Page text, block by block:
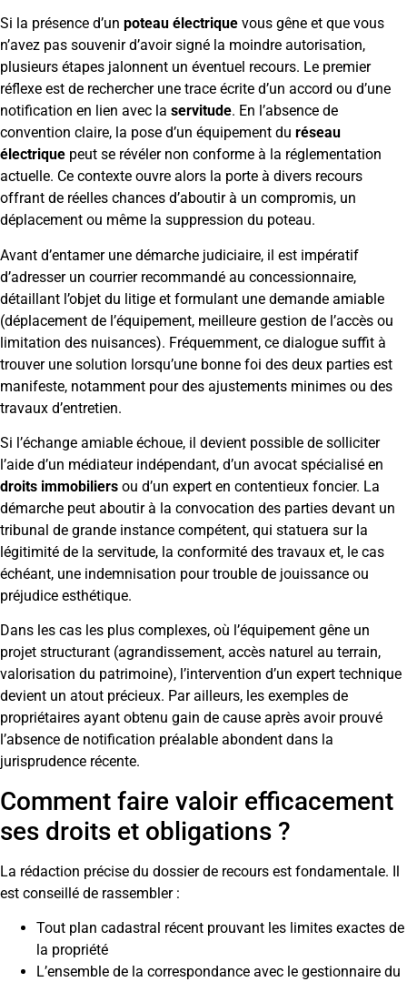
Si la présence d’un poteau électrique vous gêne et que vous
n’avez pas souvenir d’avoir signé la moindre autorisation,
plusieurs étapes jalonnent un éventuel recours. Le premier
réflexe est de rechercher une trace écrite d’un accord ou d’une
notification en lien avec la servitude. En l’absence de
convention claire, la pose d’un équipement du réseau
électrique peut se révéler non conforme à la réglementation
actuelle. Ce contexte ouvre alors la porte à divers recours
offrant de réelles chances d’aboutir à un compromis, un
déplacement ou même la suppression du poteau.
Avant d’entamer une démarche judiciaire, il est impératif
d’adresser un courrier recommandé au concessionnaire,
détaillant l’objet du litige et formulant une demande amiable
(déplacement de l’équipement, meilleure gestion de l’accès ou
limitation des nuisances). Fréquemment, ce dialogue suffit à
trouver une solution lorsqu’une bonne foi des deux parties est
manifeste, notamment pour des ajustements minimes ou des
travaux d’entretien.
Si l’échange amiable échoue, il devient possible de solliciter
l’aide d’un médiateur indépendant, d’un avocat spécialisé en
droits immobiliers ou d’un expert en contentieux foncier. La
démarche peut aboutir à la convocation des parties devant un
tribunal de grande instance compétent, qui statuera sur la
légitimité de la servitude, la conformité des travaux et, le cas
échéant, une indemnisation pour trouble de jouissance ou
préjudice esthétique.
Dans les cas les plus complexes, où l’équipement gêne un
projet structurant (agrandissement, accès naturel au terrain,
valorisation du patrimoine), l’intervention d’un expert technique
devient un atout précieux. Par ailleurs, les exemples de
propriétaires ayant obtenu gain de cause après avoir prouvé
l’absence de notification préalable abondent dans la
jurisprudence récente.
Comment faire valoir efficacement
ses droits et obligations ?
La rédaction précise du dossier de recours est fondamentale. Il
est conseillé de rassembler :
Tout plan cadastral récent prouvant les limites exactes de
la propriété
L’ensemble de la correspondance avec le gestionnaire du